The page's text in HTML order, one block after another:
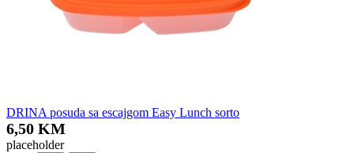
DRINA posuda sa escajgom Easy Lunch sorto
6,50 KM
placeholder